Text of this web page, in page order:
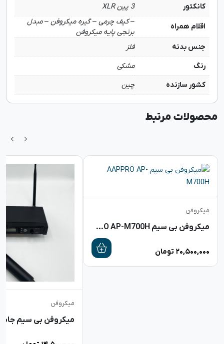
کانکتور
3 پین XLR
اقلام همراه
– کیف چرمی – گیره میکروفن – مبدل
برنجی پایه میکروفن
جنس بدنه
فلز
رنگ
مشکی
کشور سازنده
چین
محصولات مرتبط
میکروفن
میکروفن بی سیم AAPPRO AP-M700H
۲۰,۵۰۰,۰۰۰ تومان
میکروفن
میکروفن بی سیم جاسکو